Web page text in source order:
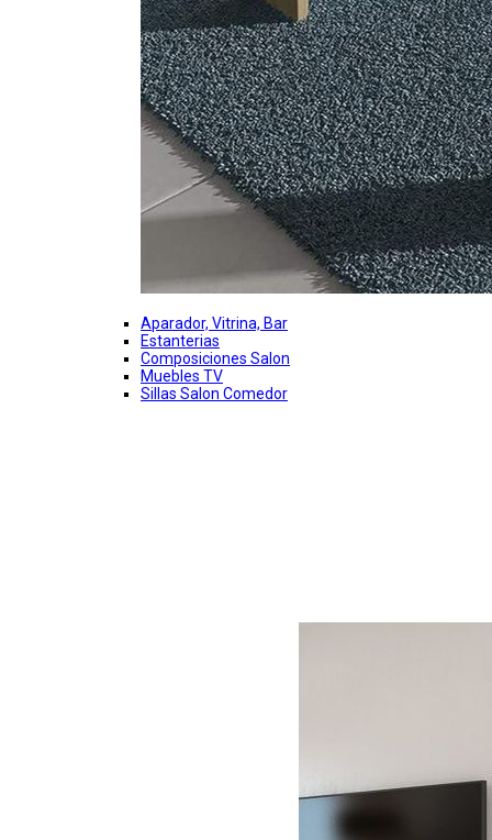
Aparador, Vitrina, Bar
Estanterias
Composiciones Salon
Muebles TV
Sillas Salon Comedor